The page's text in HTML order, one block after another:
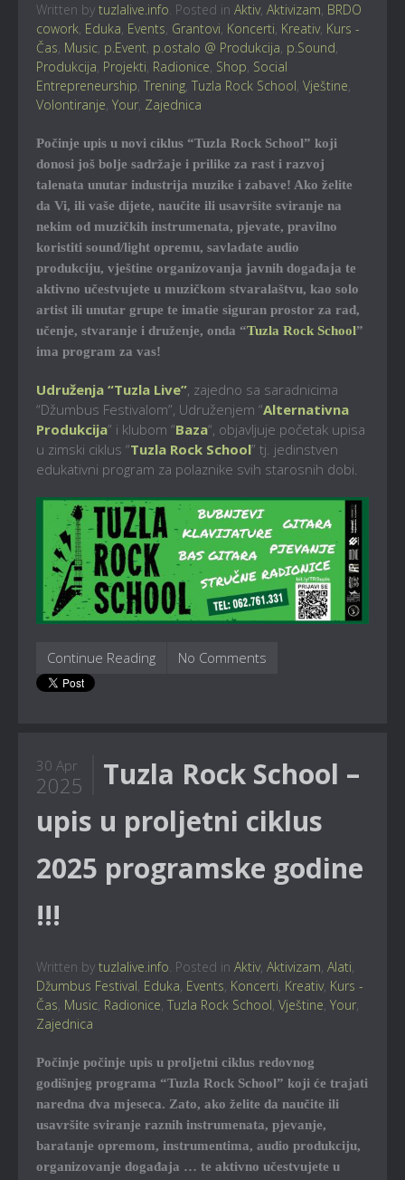
Written by tuzlalive.info. Posted in Aktiv, Aktivizam, BRDO
cowork, Eduka, Events, Grantovi, Koncerti, Kreativ, Kurs -
Čas, Music, p.Event, p.ostalo @ Produkcija, p.Sound,
Produkcija, Projekti, Radionice, Shop, Social
Entrepreneurship, Trening, Tuzla Rock School, Vještine,
Volontiranje, Your, Zajednica
Počinje upis u novi ciklus “Tuzla Rock School” koji
donosi još bolje sadržaje i prilike za rast i razvoj
talenata unutar industrija muzike i zabave! Ako želite
da Vi, ili vaše dijete, naučite ili usavršite sviranje na
nekim od muzičkih instrumenata, pjevate, pravilno
koristiti sound/light opremu, savladate audio
produkciju, vještine organizovanja javnih događaja te
aktivno učestvujete u muzičkom stvaralaštvu, kao solo
artist ili unutar grupe te imatie siguran prostor za rad,
učenje, stvaranje i druženje, onda “Tuzla Rock School”
ima program za vas!
Udruženja “Tuzla Live”, zajedno sa saradnicima
“Džumbus Festivalom”, Udruženjem “Alternativna
Produkcija” i klubom “Baza“, objavljuje početak upisa
u zimski ciklus “Tuzla Rock School” tj. jedinstven
edukativni program za polaznike svih starosnih dobi.
Continue Reading No Comments
30 Apr
2025
Tuzla Rock School –
upis u proljetni ciklus
2025 programske godine
!!!
Written by tuzlalive.info. Posted in Aktiv, Aktivizam, Alati,
Džumbus Festival, Eduka, Events, Koncerti, Kreativ, Kurs -
Čas, Music, Radionice, Tuzla Rock School, Vještine, Your,
Zajednica
Počinje počinje upis u proljetni ciklus redovnog
godišnjeg programa “Tuzla Rock School” koji će trajati
naredna dva mjeseca. Zato, ako želite da naučite ili
usavršite sviranje raznih instrumenata, pjevanje,
baratanje opremom, instrumentima, audio produkciju,
organizovanje događaja … te aktivno učestvujete u